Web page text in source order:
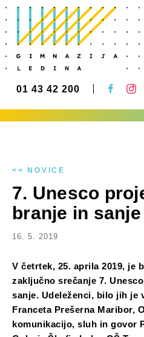
01 43 42 200
<< NOVICE
7. Unesco
branje in sanje
16. 5. 2019
V četrtek, 25. aprila 2019, je
zaključno srečanje 7.
sanje. Udeleženci, bilo jih je
Franceta Prešerna Maribor,
komunikacijo, sluh in govor